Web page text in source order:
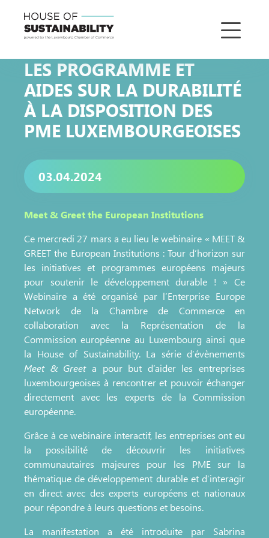
LES PROGRAMME ET
AIDES SUR LA DURABILITÉ
À LA DISPOSITION DES
PME LUXEMBOURGEOISES
03.04.2024
Meet & Greet the European Institutions
Ce mercredi 27 mars a eu lieu le webinaire « MEET &
GREET the European Institutions : Tour d’horizon sur
les initiatives et programmes européens majeurs
pour soutenir le développement durable ! » Ce
Webinaire a été organisé par l’Enterprise Europe
Network de la Chambre de Commerce en
collaboration avec la Représentation de la
Commission européenne au Luxembourg ainsi que
la House of Sustainability. La série d’évènements
Meet & Greeta pour but d’aider les entreprises
luxembourgeoises à rencontrer et pouvoir échanger
directement avec les experts de la Commission
européenne.
Grâce à ce webinaire interactif, les entreprises ont eu
la possibilité de découvrir les initiatives
communautaires majeures pour les PME sur la
thématique de développement durable et d’interagir
en direct avec des experts européens et nationaux
pour répondre à leurs questions et besoins.
La manifestation a été introduite par Sabrina